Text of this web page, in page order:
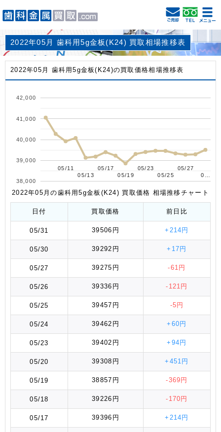
2022年05月 歯科用5g金板(K24) 買取相場推移表
2022年05月 歯科用5g金板(K24)の買取価格相場推移表
05/11
05/11
05/13
05/13
05/17
05/17
05/19
05/19
05/23
05/23
05/25
05/25
05/27
05/27
0…
0…
38,000
39,000
40,000
41,000
42,000
2022年05月の歯科用5g金板(K24) 買取価格 相場推移チャート
日付 買取価格 前日比
05/31 39506円 +214円
05/30 39292円 +17円
05/27 39275円 -61円
05/26 39336円 -121円
05/25 39457円 -5円
05/24 39462円 +60円
05/23 39402円 +94円
05/20 39308円 +451円
05/19 38857円 -369円
05/18 39226円 -170円
05/17 39396円 +214円